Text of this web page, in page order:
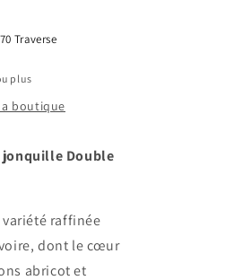
Traverse
plus
boutique
jonquille Double
variété raffinée
dont le cœur
abricot et